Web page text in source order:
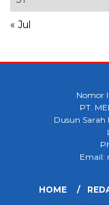
« Jul
Nomor
PT.
Dusun Sarah
Email:
HOME